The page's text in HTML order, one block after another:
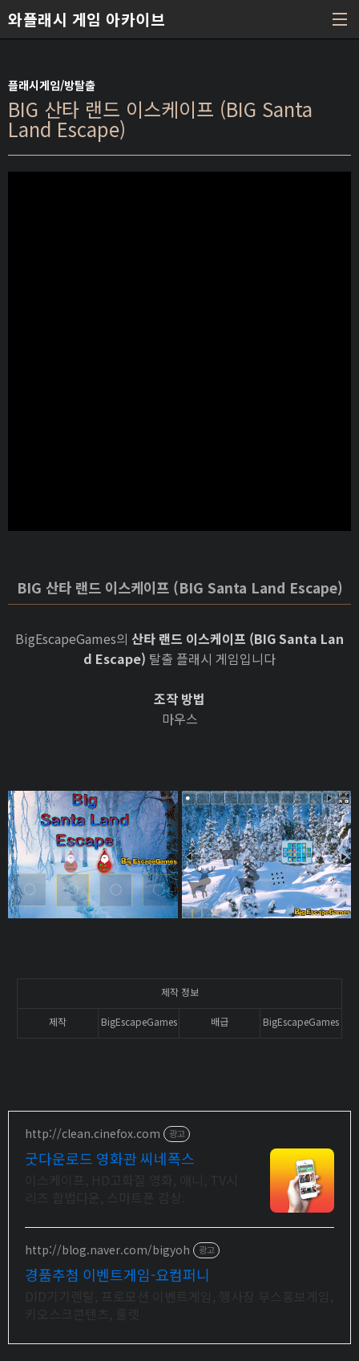
와플래시 게임 아카이브
플래시게임/방탈출
BIG 산타 랜드 이스케이프 (BIG Santa
Land Escape)
BIG 산타 랜드 이스케이프 (BIG Santa Land Escape)
BigEscapeGames의 산타 랜드 이스케이프 (BIG Santa Lan
d Escape) 탈출 플래시 게임입니다
조작 방법
마우스
제작 정보
제작 BigEscapeGames 배급 BigEscapeGames
http://clean.cinefox.com 광고
굿다운로드 영화관 씨네폭스
http://blog.naver.com/bigyoh 광고
경품추첨 이벤트게임-요컴퍼니